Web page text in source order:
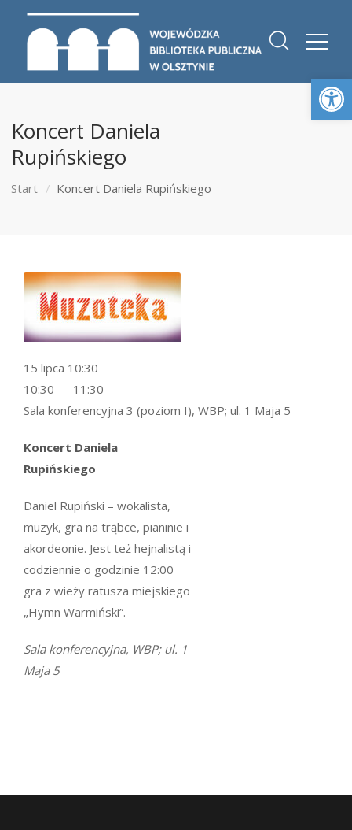
Koncert Daniela
Rupińskiego
Start Koncert Daniela Rupińskiego
Koncert Daniela
Rupińskiego
Daniel Rupiński – wokalista,
muzyk, gra na trąbce, pianinie i
akordeonie. Jest też hejnalistą i
codziennie o godzinie 12:00
gra z wieży ratusza miejskiego
„Hymn Warmiński”.
Sala konferencyjna, WBP; ul. 1
Maja 5
15 lipca 10:30
10:30 — 11:30
Sala konferencyjna 3 (poziom I), WBP; ul. 1 Maja 5